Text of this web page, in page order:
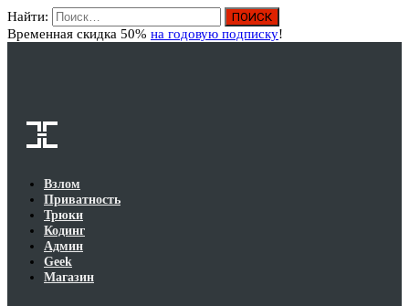
Найти:
Временная скидка 50% на годовую подписку!
Взлом
Приватность
Трюки
Кодинг
Админ
Geek
Магазин